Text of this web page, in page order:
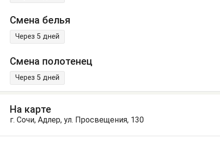
Смена белья
Через 5 дней
Смена полотенец
Через 5 дней
На карте
г. Сочи, Адлер, ул. Просвещения, 130